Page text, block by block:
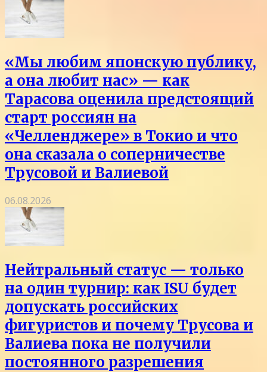
«Мы любим японскую публику,
а она любит нас» — как
Тарасова оценила предстоящий
старт россиян на
«Челленджере» в Токио и что
она сказала о соперничестве
Трусовой и Валиевой
06.08.2026
Нейтральный статус — только
на один турнир: как ISU будет
допускать российских
фигуристов и почему Трусова и
Валиева пока не получили
постоянного разрешения